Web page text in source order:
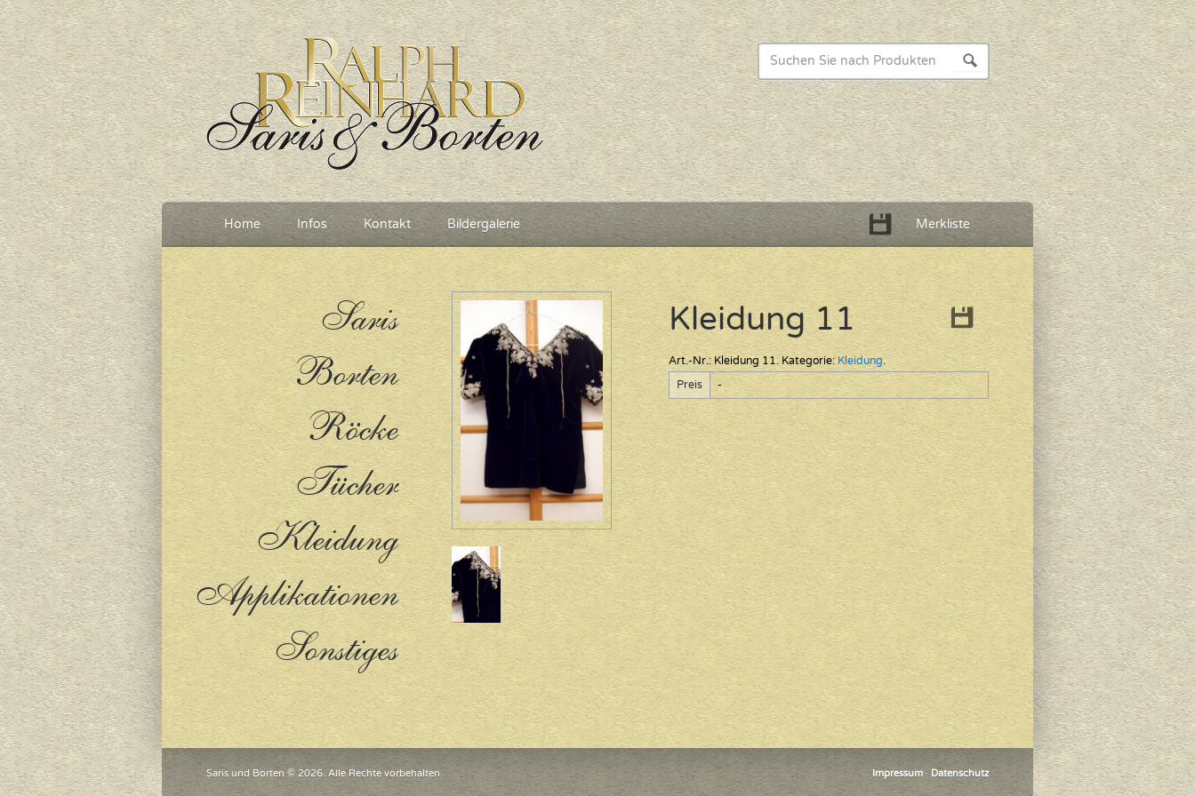
Home Infos Kontakt Bildergalerie Merkliste
Kleidung 11
Art.-Nr.: Kleidung 11. Kategorie: Kleidung.
Preis
-
Saris
Borten
Röcke
Tücher
Kleidung
Applikationen
Sonstiges
Saris und Borten © 2026. Alle Rechte vorbehalten. Impressum·Datenschutz